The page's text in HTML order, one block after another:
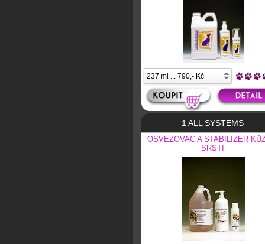
1 ALL SYSTEMS
OSVĚŽOVAČ A STABILIZÉR
SRSTI